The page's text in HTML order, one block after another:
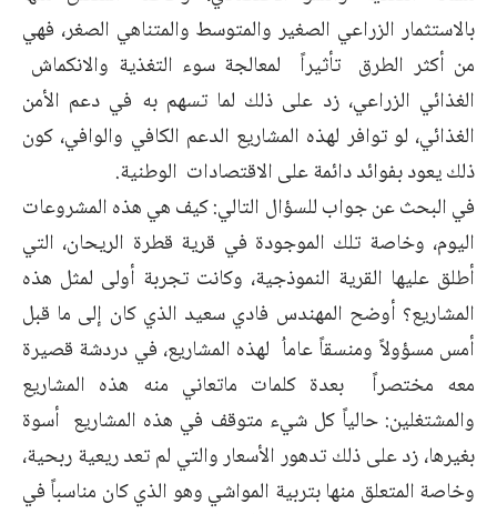
بالاستثمار الزراعي الصغير والمتوسط والمتناهي الصغر، فهي
من أكثر الطرق تأثيراً لمعالجة سوء التغذية والانكماش
الغذائي الزراعي، زد على ذلك لما تسهم به في دعم الأمن
الغذائي، لو توافر لهذه المشاريع الدعم الكافي والوافي، كون
ذلك يعود بفوائد دائمة على الاقتصادات الوطنية.
في البحث عن جواب للسؤال التالي: كيف هي هذه المشروعات
اليوم، وخاصة تلك الموجودة في قرية قطرة الريحان، التي
أطلق عليها القرية النموذجية، وكانت تجربة أولى لمثل هذه
المشاريع؟ أوضح المهندس فادي سعيد الذي كان إلى ما قبل
أمس مسؤولاً ومنسقاً عاماُ لهذه المشاريع، في دردشة قصيرة
معه مختصراً بعدة كلمات ماتعاني منه هذه المشاريع
والمشتغلين: حالياً كل شيء متوقف في هذه المشاريع أسوة
بغيرها، زد على ذلك تدهور الأسعار والتي لم تعد ريعية ربحية،
وخاصة المتعلق منها بتربية المواشي وهو الذي كان مناسباً في